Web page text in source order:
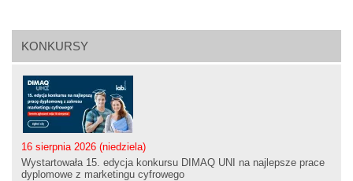
KONKURSY
16 sierpnia 2026 (niedziela)
Wystartowała 15. edycja konkursu DIMAQ UNI na najlepsze prace
dyplomowe z marketingu cyfrowego